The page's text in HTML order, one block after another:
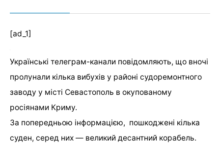
[ad_1]
Українські телеграм-канали повідомляють, що вночі
пролунали кілька вибухів у районі судоремонтного
заводу у місті Севастополь в окупованому
росіянами Криму.
За попередньою інформацією, пошкоджені кілька
суден, серед них — великий десантний корабель.